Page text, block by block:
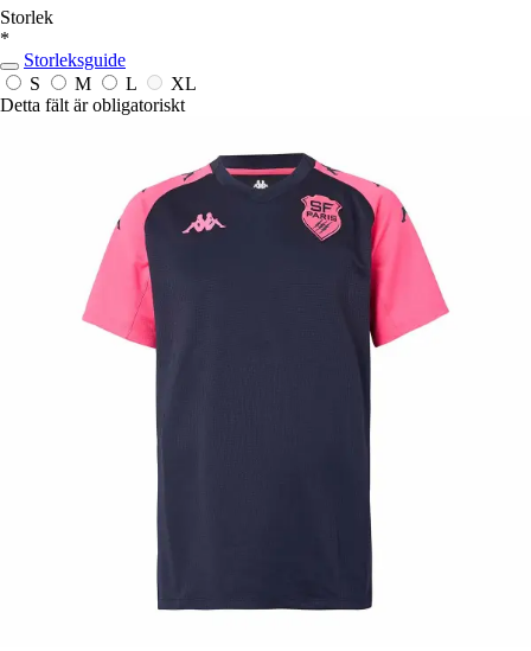
Storlek
*
Storleksguide
S
M L
XL
Detta fält är obligatoriskt